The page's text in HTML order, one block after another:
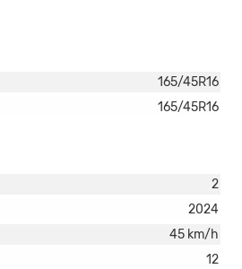
165/45R16
165/45R16
2
2024
45 km/h
12